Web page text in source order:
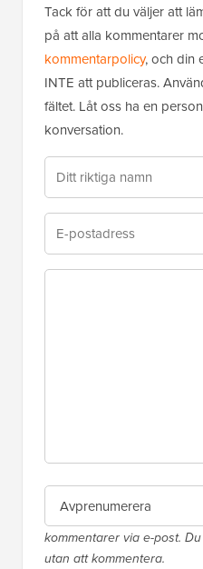
Tack för att du väljer att
på att alla kommentarer
kommentarpolicy, och din
INTE att publiceras.
fältet. Låt oss ha en
konversation.
kommentarer via e-post.
utan att kommentera.